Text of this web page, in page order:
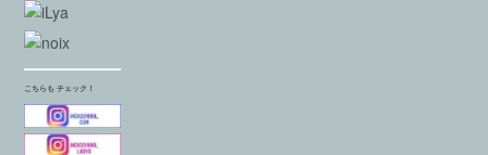
こちらも チェック！